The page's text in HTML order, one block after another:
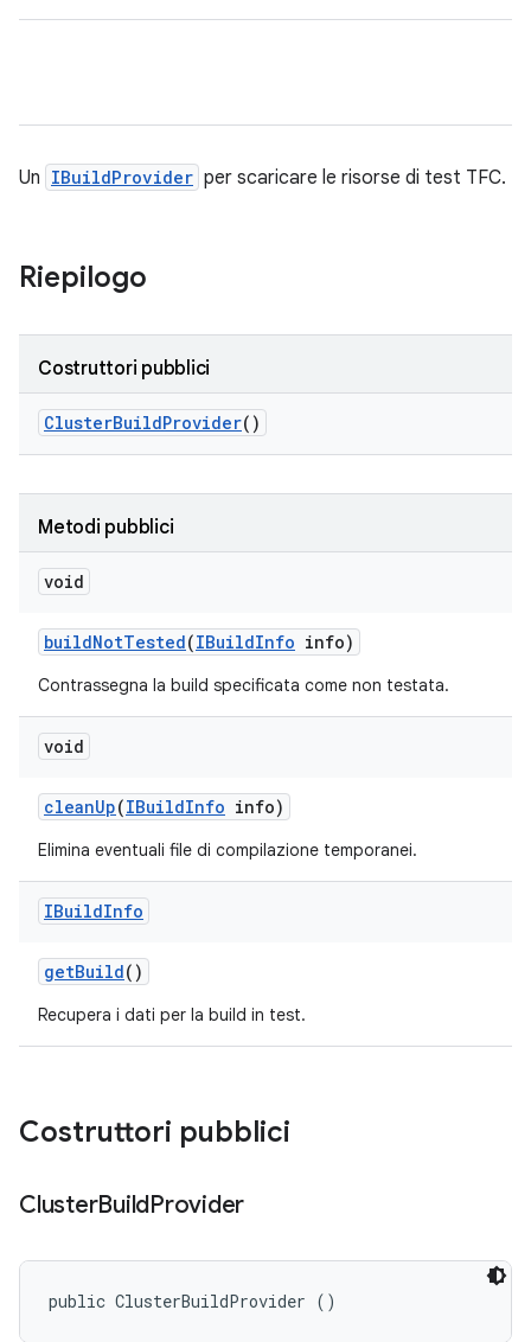
Un IBuildProvider per scaricare le risorse di test TFC.
Riepilogo
Costruttori pubblici
ClusterBuildProvider()
Metodi pubblici
void
buildNotTested(IBuildInfo info)
Contrassegna la build specificata come non testata.
void
cleanUp(IBuildInfo info)
Elimina eventuali file di compilazione temporanei.
IBuildInfo
getBuild()
Recupera i dati per la build in test.
Costruttori pubblici
ClusterBuildProvider
public ClusterBuildProvider ()